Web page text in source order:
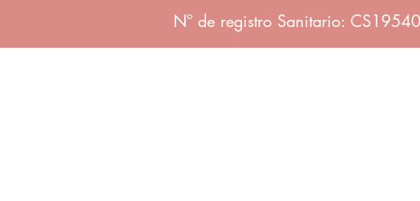
Nº de registro Sanitario: CS19540